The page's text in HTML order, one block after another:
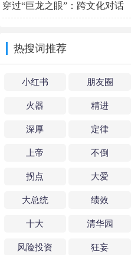
觉 雷波
穿过“巨龙之眼”：跨文化对话
江棘
热搜词推荐
小红书 朋友圈
火器 精进
深厚 定律
上帝 不倒
拐点 大爱
大总统 绩效
十大 清华园
风险投资 狂妄